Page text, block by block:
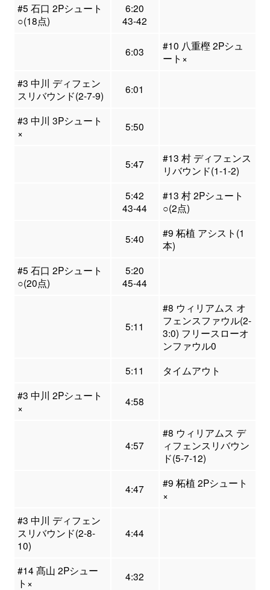
#5 石口 2Pシュート
○(18点)
6:20
43-42
6:03
#10 八重樫 2Pシュ
ート×
#3 中川 ディフェン
スリバウンド(2-7-9)
6:01
#3 中川 3Pシュート
×
5:50
5:47
#13 村 ディフェンス
リバウンド(1-1-2)
5:42
43-44
#13 村 2Pシュート
○(2点)
5:40
#9 柘植 アシスト(1
本)
#5 石口 2Pシュート
○(20点)
5:20
45-44
5:11
#8 ウィリアムス オ
フェンスファウル(2-
3:0) フリースローオ
ンファウル0
5:11
タイムアウト
#3 中川 2Pシュート
×
4:58
4:57
#8 ウィリアムス デ
ィフェンスリバウン
ド(5-7-12)
4:47
#9 柘植 2Pシュート
×
#3 中川 ディフェン
スリバウンド(2-8-
10)
4:44
#14 髙山 2Pシュー
ト×
4:32